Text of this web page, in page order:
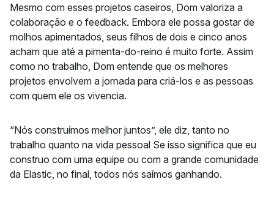
Mesmo com esses projetos caseiros, Dom valoriza a
colaboração e o feedback. Embora ele possa gostar de
molhos apimentados, seus filhos de dois e cinco anos
acham que até a pimenta-do-reino é muito forte. Assim
como no trabalho, Dom entende que os melhores
projetos envolvem a jornada para criá-los e as pessoas
com quem ele os vivencia.
“Nós construímos melhor juntos”, ele diz, tanto no
trabalho quanto na vida pessoal Se isso significa que eu
construo com uma equipe ou com a grande comunidade
da Elastic, no final, todos nós saímos ganhando.